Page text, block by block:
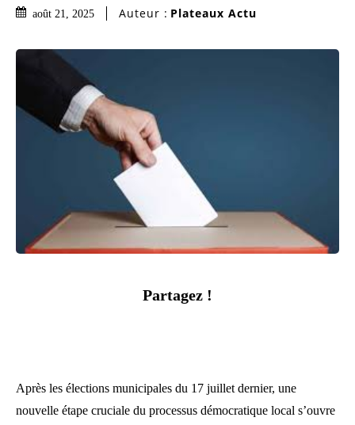
août 21, 2025 Auteur : Plateaux Actu
Partagez !
Après les élections municipales du 17 juillet dernier, une
nouvelle étape cruciale du processus démocratique local s’ouvre